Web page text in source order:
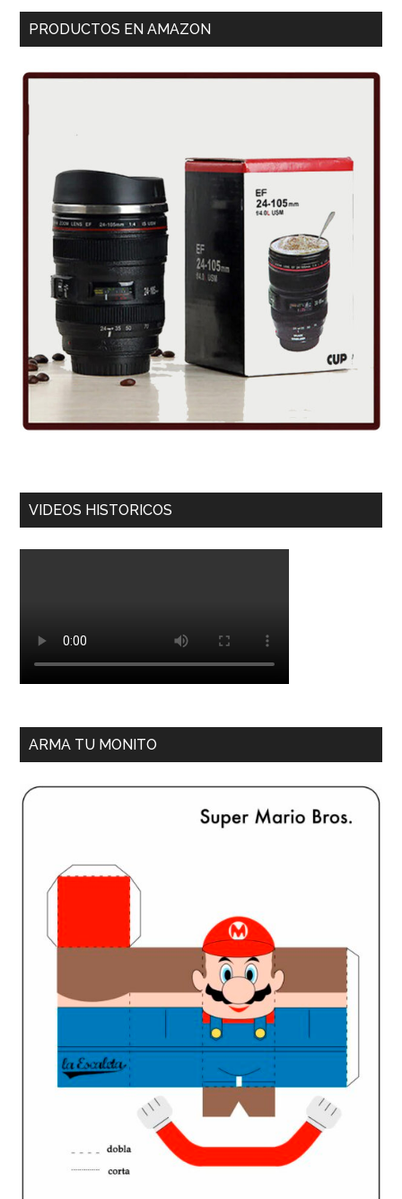
PRODUCTOS EN AMAZON
VIDEOS HISTORICOS
ARMA TU MONITO